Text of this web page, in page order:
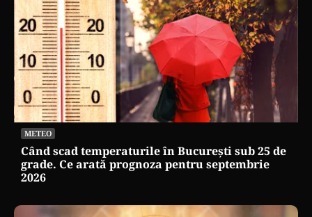
METEO
Când scad temperaturile în București sub 25 de
grade. Ce arată prognoza pentru septembrie
2026